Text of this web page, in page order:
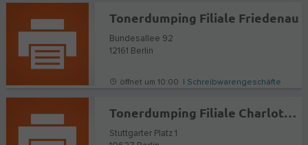
Tonerdumping Filiale Friedenau
Bundesallee 92
12161 Berlin
öffnet um 10:00 | Schreibwarengeschäfte
Tonerdumping Filiale Charlottenburg
Stuttgarter Platz 1